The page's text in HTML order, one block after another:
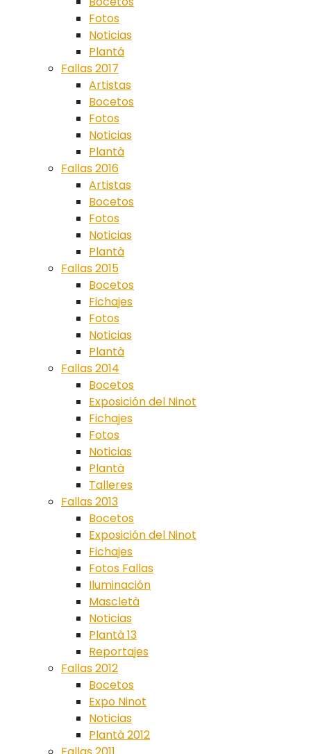
Fotos
Noticias
Plantá
Fallas 2017
Artistas
Bocetos
Fotos
Noticias
Plantà
Fallas 2016
Artistas
Bocetos
Fotos
Noticias
Plantà
Fallas 2015
Bocetos
Fichajes
Fotos
Noticias
Plantà
Fallas 2014
Bocetos
Exposición del Ninot
Fichajes
Fotos
Noticias
Plantà
Talleres
Fallas 2013
Bocetos
Exposición del Ninot
Fichajes
Fotos Fallas
Iluminación
Mascletà
Noticias
Plantà 13
Reportajes
Fallas 2012
Bocetos
Expo Ninot
Noticias
Plantà 2012